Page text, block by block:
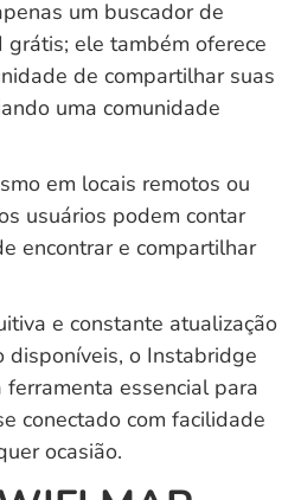
um buscador de
ele também oferece
de compartilhar suas
uma comunidade
em locais remotos ou
usuários podem contar
encontrar e compartilhar
e constante atualização
disponíveis, o Instabridge
ferramenta essencial para
conectado com facilidade
ocasião.